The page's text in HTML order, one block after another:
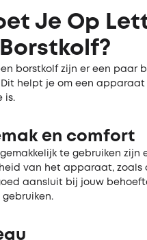
Je Op
borstkolf zijn er een paar
Dit helpt je om een
is.
en comfort
te gebruiken zijn
van het apparaat, zoals
aansluit bij jouw